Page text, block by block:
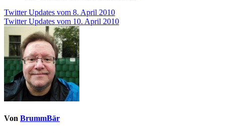
Beitragsnavigation
Twitter Updates vom 8. April 2010
Twitter Updates vom 10. April 2010
Von BrummBär